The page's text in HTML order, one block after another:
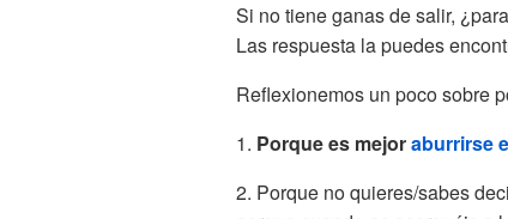
Si no tiene ganas de salir,
Las respuesta la puedes
Reflexionemos un poco sobre
1. Porque es mejoraburrirse
2. Porque no quieres/sabes